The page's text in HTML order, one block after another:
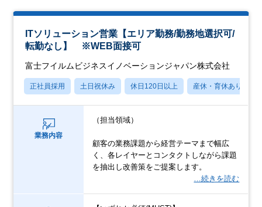
ITソリューション営業【エリア勤務/勤務地選択可/
転勤なし】 ※WEB面接可
富士フイルムビジネスイノベーションジャパン株式会社
正社員採用 土日祝休み 休日120日以上 産休・育休あり
業務内容
（担当領域）
顧客の業務課題から経営テーマまで幅広
く、各レイヤーとコンタクトしながら課題
を抽出し改善策をご提案します。
…続きを読む